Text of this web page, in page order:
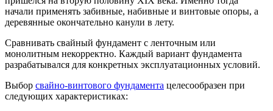
начали применять забивные, набивные и винтовые опоры, а
деревянные окончательно канули в лету.
Сравнивать свайный фундамент с ленточным или
монолитным некорректно. Каждый вариант фундамента
разрабатывался для конкретных эксплуатационных условий.
Выбор свайно-винтового фундамента целесообразен при
следующих характеристиках: